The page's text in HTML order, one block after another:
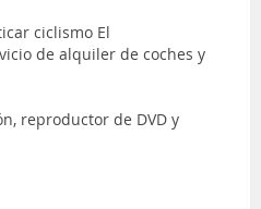
ciclismo El
de alquiler de coches y
reproductor de DVD y